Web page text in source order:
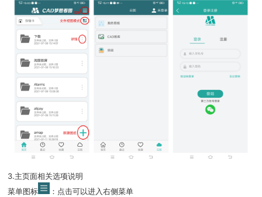
3.主页面相关选项说明
菜单图标
：点击可以进入右侧菜单